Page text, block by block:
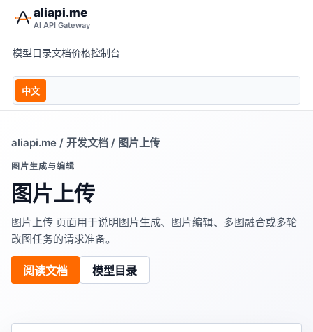
aliapi.me
AI API Gateway
模型目录文档价格控制台
中文
aliapi.me / 开发文档 / 图片上传
图片生成与编辑
图片上传
图片上传 页面用于说明图片生成、图片编辑、多图融合或多轮
改图任务的请求准备。
阅读文档 模型目录